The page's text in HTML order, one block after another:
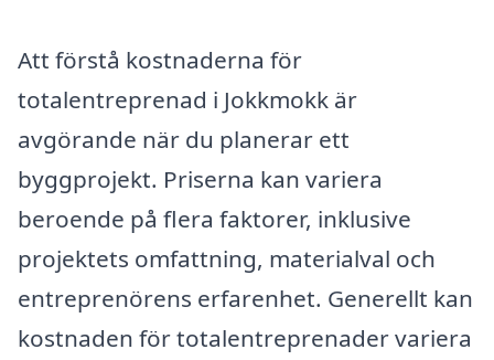
Att förstå kostnaderna för
totalentreprenad i Jokkmokk är
avgörande när du planerar ett
byggprojekt. Priserna kan variera
beroende på flera faktorer, inklusive
projektets omfattning, materialval och
entreprenörens erfarenhet. Generellt kan
kostnaden för totalentreprenader variera